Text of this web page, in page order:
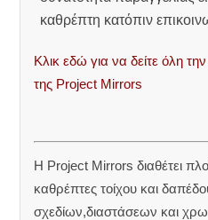
καθρέπτη κατόπιν
Κλικ εδώ για να δείτε όλη
της Project Mirrors
Η Project Mirrors διαθέτει
καθρέπτες τοίχου και
σχεδίων,διαστάσεων και